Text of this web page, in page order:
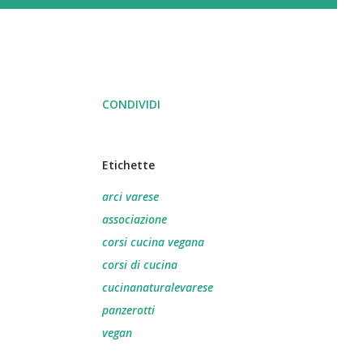
CONDIVIDI
Etichette
arci varese
associazione
corsi cucina vegana
corsi di cucina
cucinanaturalevarese
panzerotti
vegan